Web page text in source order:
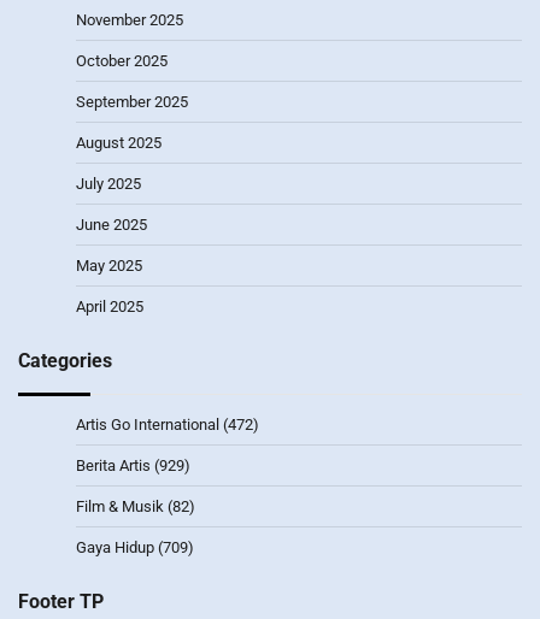
November 2025
October 2025
September 2025
August 2025
July 2025
June 2025
May 2025
April 2025
Categories
Artis Go International (472)
Berita Artis (929)
Film & Musik (82)
Gaya Hidup (709)
Footer TP